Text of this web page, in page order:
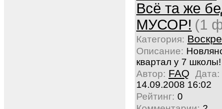
Всё та же
МУСОР! (1
Категория:
Описание:
квартал у 7 школы!
Автор: FAQ Дата:
14.09.2008 16:02
Рейтинг: 0